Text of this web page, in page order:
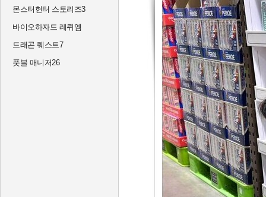
몬스터헌터 스토리즈3
바이오하자드 레퀴엠
드래곤 퀘스트7
풋볼 매니저26